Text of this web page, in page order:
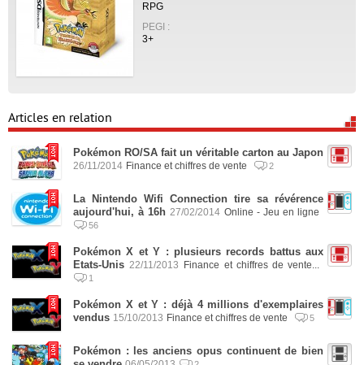
RPG
PEGI :
3+
Articles en relation
Pokémon RO/SA fait un véritable carton au Japon
26/11/2014 Finance et chiffres de vente 2
La Nintendo Wifi Connection tire sa révérence
aujourd'hui, à 16h 27/02/2014 Online - Jeu en ligne
56
Pokémon X et Y : plusieurs records battus aux
Etats-Unis 22/11/2013 Finance et chiffres de vente...
1
Pokémon X et Y : déjà 4 millions d'exemplaires
vendus 15/10/2013 Finance et chiffres de vente 5
Pokémon : les anciens opus continuent de bien